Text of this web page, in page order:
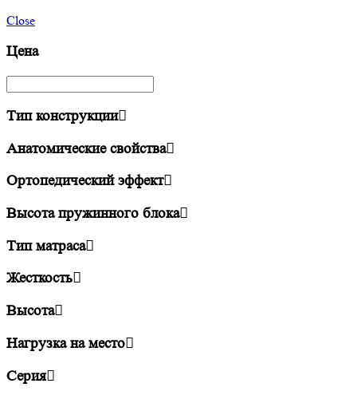
Close
Цена
Тип конструкции
Анатомические свойства
Ортопедический эффект
Высота пружинного блока
Тип матраса
Жесткость
Высота
Нагрузка на место
Серия